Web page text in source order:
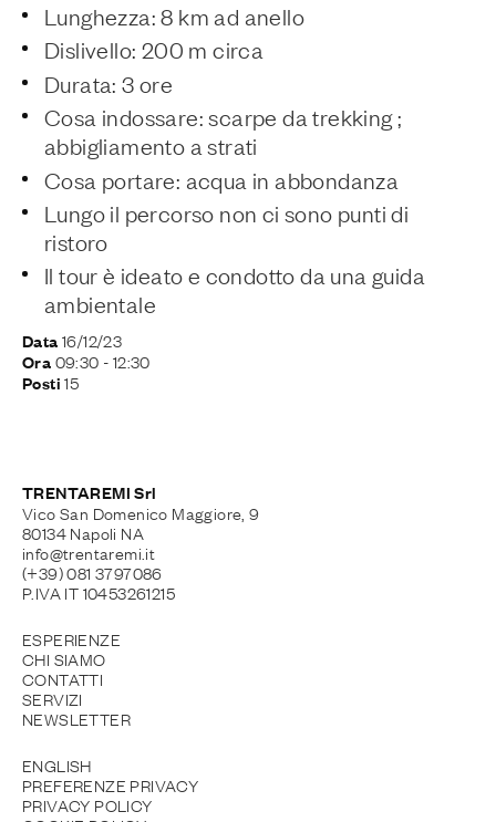
Lunghezza: 8 km ad anello
Dislivello: 200 m circa
Durata: 3 ore
Cosa indossare: scarpe da trekking ;
abbigliamento a strati
Cosa portare: acqua in abbondanza
Lungo il percorso non ci sono punti di
ristoro
Il tour è ideato e condotto da una guida
ambientale
Data16/12/23
Ora09:30 - 12:30
Posti15
TRENTAREMI Srl
Vico San Domenico Maggiore, 9
80134 Napoli NA
info@trentaremi.it
(+39) 081 3797086
P.IVA IT 10453261215
ESPERIENZE
CHI SIAMO
CONTATTI
SERVIZI
NEWSLETTER
ENGLISH
PREFERENZE PRIVACY
PRIVACY POLICY